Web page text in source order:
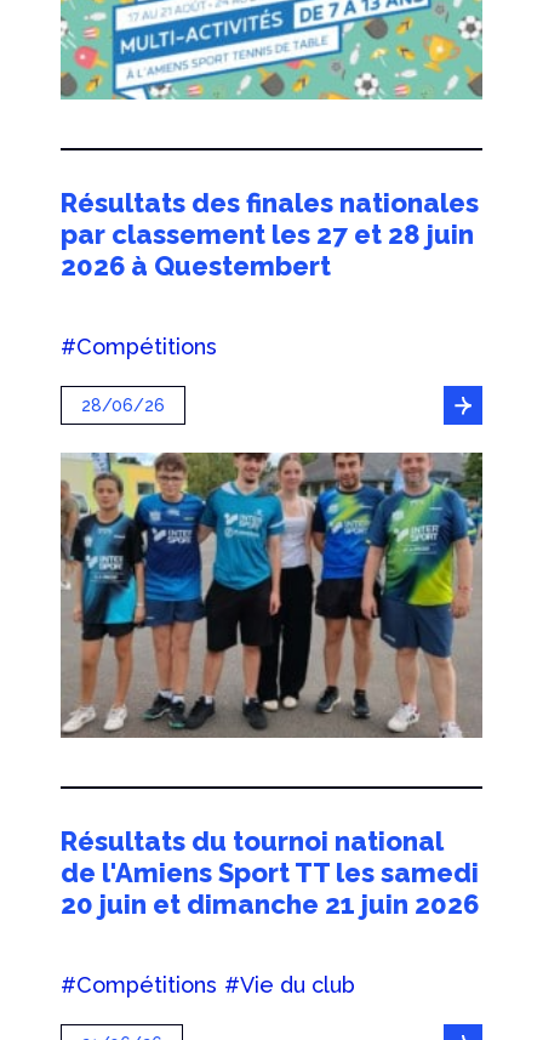
Résultats des finales nationales
par classement les 27 et 28 juin
2026 à Questembert
#Compétitions
28/06/26
Résultats du tournoi national
de l'Amiens Sport TT les samedi
20 juin et dimanche 21 juin 2026
#Compétitions #Vie du club